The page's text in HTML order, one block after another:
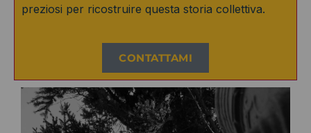
preziosi per ricostruire questa storia collettiva.
CONTATTAMI